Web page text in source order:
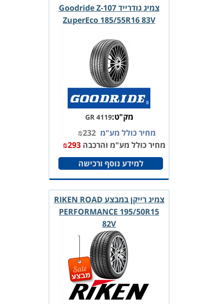
צמיג גודרייד Goodride Z-107
ZuperEco 185/55R16 83V
מק"ט:GR 4119
מחיר כולל מע"מ ₪232
מחיר כולל מע"מ והרכבה
₪293
למידע נוסף ורכישה
צמיג רייקן במבצע RIKEN ROAD
PERFORMANCE 195/50R15
82V